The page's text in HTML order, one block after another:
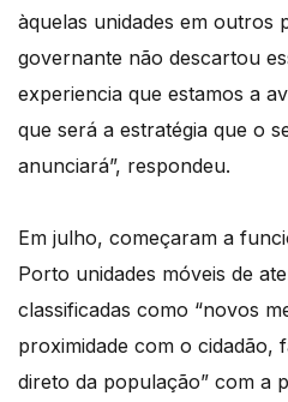
àquelas unidades em outros
governante não descartou
experiencia que estamos a
que será a estratégia que o
anunciará”, respondeu.
Em julho, começaram a
Porto unidades móveis de
classificadas como “novos
proximidade com o cidadão,
direto da população” com a